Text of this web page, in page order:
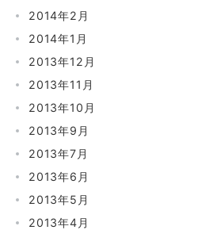
2014年2月
2014年1月
2013年12月
2013年11月
2013年10月
2013年9月
2013年7月
2013年6月
2013年5月
2013年4月